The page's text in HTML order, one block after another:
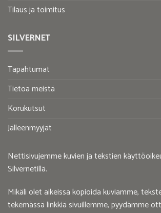
Tilaus ja toimitus
SILVERNET
Tapahtumat
Tietoa meistä
Korukutsut
Jälleenmyyjät
Nettisivujemme kuvien ja tekstien
Silvernetillä.
Mikäli olet aikeissa kopioida kuviamme,
tekemässä linkkiä sivuillemme, pyydämme